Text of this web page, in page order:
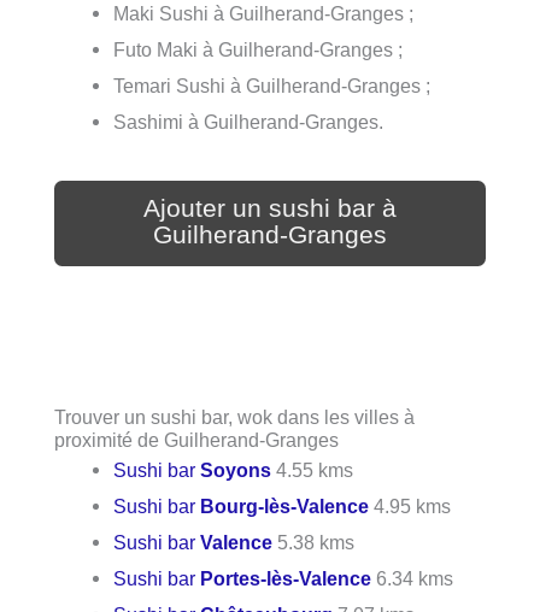
Maki Sushi à Guilherand-Granges ;
Futo Maki à Guilherand-Granges ;
Temari Sushi à Guilherand-Granges ;
Sashimi à Guilherand-Granges.
Ajouter un sushi bar à
Guilherand-Granges
Trouver un sushi bar, wok dans les villes à
proximité de Guilherand-Granges
Sushi barSoyons 4.55 kms
Sushi bar Bourg-lès-Valence 4.95 kms
Sushi barValence 5.38 kms
Sushi bar Portes-lès-Valence 6.34 kms